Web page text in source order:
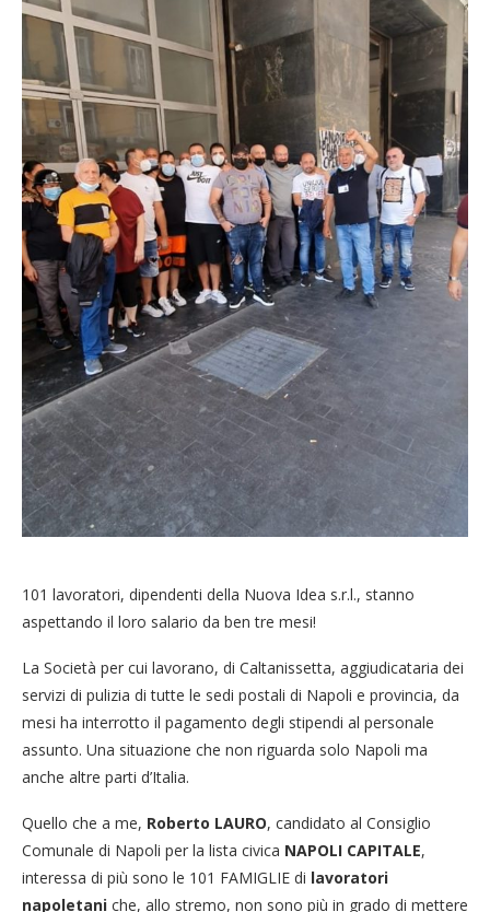
101 lavoratori, dipendenti della Nuova Idea s.r.l., stanno
aspettando il loro salario da ben tre mesi!
La Società per cui lavorano, di Caltanissetta, aggiudicataria dei
servizi di pulizia di tutte le sedi postali di Napoli e provincia, da
mesi ha interrotto il pagamento degli stipendi al personale
assunto. Una situazione che non riguarda solo Napoli ma
anche altre parti d’Italia.
Quello che a me, Roberto LAURO, candidato al Consiglio
Comunale di Napoli per la lista civica NAPOLI CAPITALE,
interessa di più sono le 101 FAMIGLIE di lavoratori
napoletani che, allo stremo, non sono più in grado di mettere